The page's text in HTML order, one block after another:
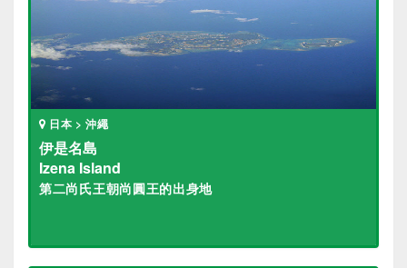
日本 > 沖繩
伊是名島
Izena Island
第二尚氏王朝尚圓王的出身地